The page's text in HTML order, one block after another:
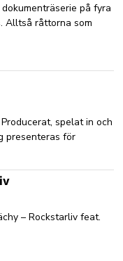
på fyra
Alltså råttorna som
spelat in och
presenteras för
– Rockstarliv feat.